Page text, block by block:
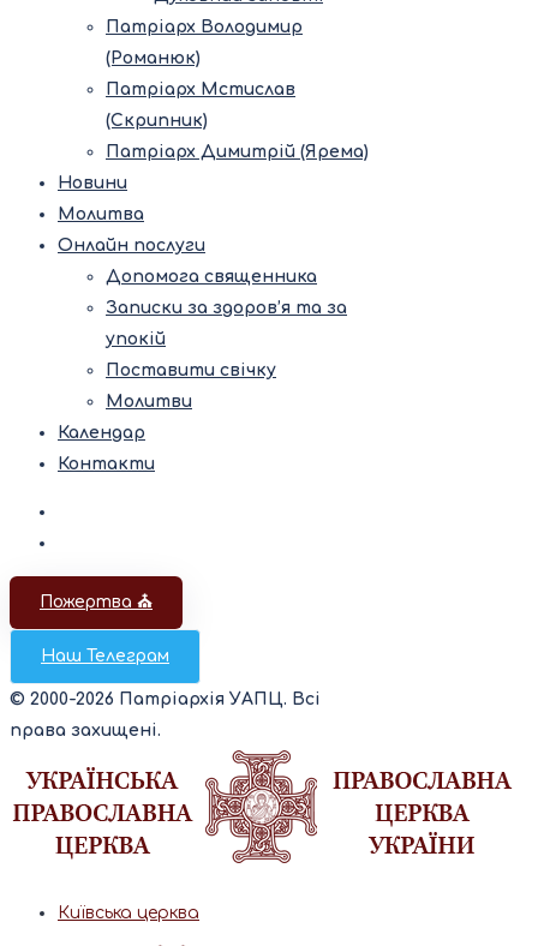
Патріарх Володимир
(Романюк)
Патріарх Мстислав
(Скрипник)
Патріарх Димитрій (Ярема)
Новини
Молитва
Онлайн послуги
Допомога священника
Записки за здоров’я та за
упокій
Поставити свічку
Молитви
Календар
Контакти
Пожертва ⛪️
Наш Телеграм
© 2000-2026 Патріархія УАПЦ. Всі
права захищені.
Київська церква